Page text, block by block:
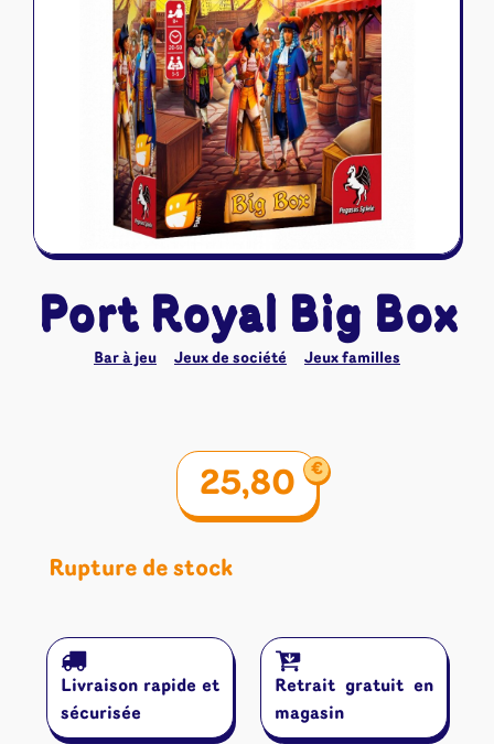
Naruto Mythos
Autres
Tapis de jeu
Port Royal Big Box
Bar à jeu Jeux de société Jeux familles
25,80 €
Rupture de stock
Livraison rapide et
sécurisée
Retrait gratuit en
magasin